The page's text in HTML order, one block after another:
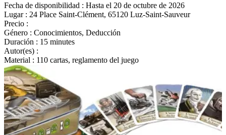
Fecha de disponibilidad : Hasta el 20 de octubre de 2026
Lugar: 24 Place Saint-Clément, 65120 Luz-Saint-Sauveur
Precio :
Género : Conocimientos, Deducción
Duración : 15 minutes
Autor(es) :
Material : 110 cartas, reglamento del juego